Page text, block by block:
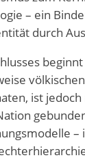
– ein
durch
ist jedoch
–